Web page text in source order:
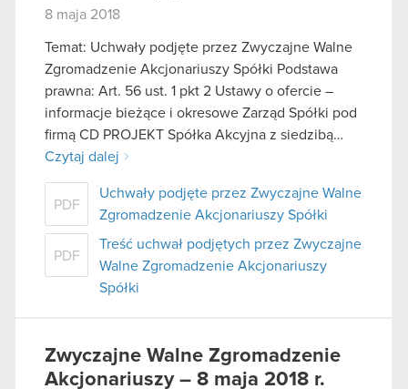
8 maja 2018
Temat: Uchwały podjęte przez Zwyczajne Walne
Zgromadzenie Akcjonariuszy Spółki Podstawa
prawna: Art. 56 ust. 1 pkt 2 Ustawy o ofercie –
informacje bieżące i okresowe Zarząd Spółki pod
firmą CD PROJEKT Spółka Akcyjna z siedzibą…
Czytaj dalej
PDF
Uchwały podjęte przez Zwyczajne Walne
Zgromadzenie Akcjonariuszy Spółki
PDF
Treść uchwał podjętych przez Zwyczajne
Walne Zgromadzenie Akcjonariuszy
Spółki
Zwyczajne Walne Zgromadzenie
Akcjonariuszy – 8 maja 2018 r.